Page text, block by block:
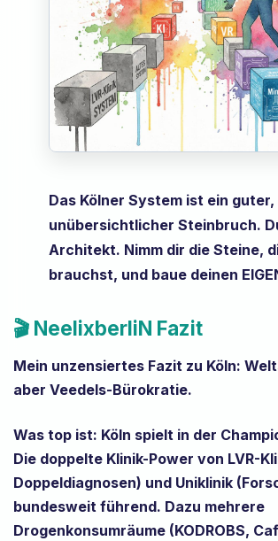
Das Kölner System ist ein guter,
unübersichtlicher Steinbruch.
Architekt. Nimm dir die Steine,
brauchst, und baue deinen
🎬 NeelixberliN Fazit
Mein unzensiertes Fazit zu Köln:
aber Veedels-Bürokratie.
Was top ist: Köln spielt in der
Die doppelte Klinik-Power von LVR-
Doppeldiagnosen) und Uniklinik
bundesweit führend. Dazu mehrere
Drogenkonsumräume (KODROBS,